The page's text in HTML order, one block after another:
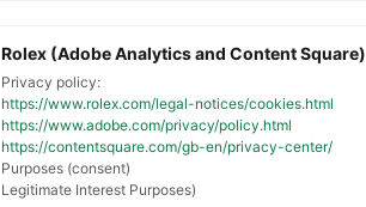
Rolex (Adobe Analytics and Content Square)
Privacy policy:
https://www.rolex.com/legal-notices/cookies.html
https://www.adobe.com/privacy/policy.html
https://contentsquare.com/gb-en/privacy-center/
Purposes (consent)
Legitimate Interest Purposes)